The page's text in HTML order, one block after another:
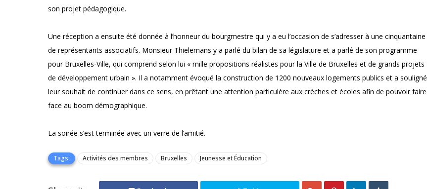
son projet pédagogique.
Une réception a ensuite été donnée à l’honneur du bourgmestre qui y a eu l’occasion de s’adresser à une cinquantaine
de représentants associatifs. Monsieur Thielemans y a parlé du bilan de sa législature et a parlé de son programme
pour Bruxelles-Ville, qui comprend selon lui « mille propositions réalistes pour la Ville de Bruxelles et de grands projets
de développement urbain ». Il a notamment évoqué la construction de 1200 nouveaux logements publics et a souligné
leur souhait de continuer dans ce sens, en prêtant une attention particulère aux crèches et écoles afin de pouvoir faire
face au boom démographique.
La soirée s’est terminée avec un verre de l’amitié.
Tags: Activités des membres Bruxelles Jeunesse et Éducation